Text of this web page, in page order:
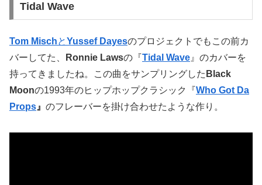
Tidal Wave
Tom MischとYussef Dayesのプロジェクトでもこの前カ
バーしてた
Ronnie Lawsの『Tidal Wave 』のカバーを
持ってきましたね。この曲をサンプリングした Black
Moonの1993年のヒップホップクラシック『Who Got Da
Props 』 のフレーバーを掛け合わせたような作り。